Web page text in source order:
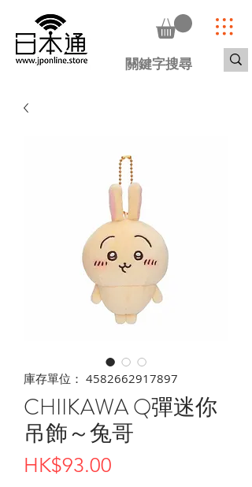
庫存單位： 4582662917897
CHIIKAWA Q彈迷你
吊飾～兔哥
HK$93.00